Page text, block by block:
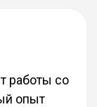
работы со
опыт